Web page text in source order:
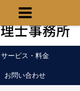
ラウド会計
サービス・料金
お問い合わせ